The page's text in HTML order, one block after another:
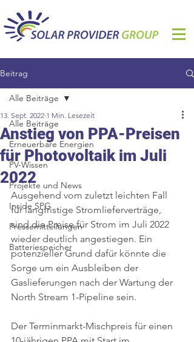
Beitrag
Alle Beiträge
Erneuerbare Energien
PV-Wissen
Projekte und News
Inside SPG
Pressemitteilungen
Batteriespeicher
Alle Beiträge
Anstieg von PPA-Preisen
für Photovoltaik im Juli
2022
13. Sept. 2022 1 Min. Lesezeit
Ausgehend vom zuletzt leichten Fall
für langfristige Stromlieferverträge,
sind die Preise für Strom im Juli 2022
wieder deutlich angestiegen. Ein
potenzieller Grund dafür könnte die
Sorge um ein Ausbleiben der
Gaslieferungen nach der Wartung der
North Stream 1-Pipeline sein.
Der Terminmarkt-Mischpreis für einen